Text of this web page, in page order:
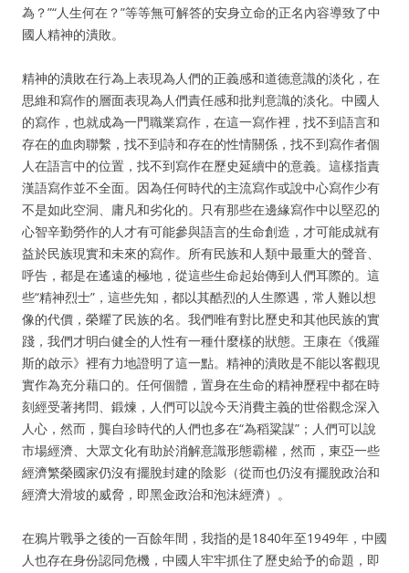
為？”“人生何在？”等等無可解答的安身立命的正名內容導致了中
國人精神的潰敗。
精神的潰敗在行為上表現為人們的正義感和道德意識的淡化，在
思維和寫作的層面表現為人們責任感和批判意識的淡化。中國人
的寫作，也就成為一門職業寫作，在這一寫作裡，找不到語言和
存在的血肉聯繫，找不到詩和存在的性情關係，找不到寫作者個
人在語言中的位置，找不到寫作在歷史延續中的意義。這樣指責
漢語寫作並不全面。因為任何時代的主流寫作或說中心寫作少有
不是如此空洞、庸凡和劣化的。只有那些在邊緣寫作中以堅忍的
心智辛勤勞作的人才有可能參與語言的生命創造，才可能成就有
益於民族現實和未來的寫作。所有民族和人類中最重大的聲音、
呼告，都是在遙遠的極地，從這些生命起始傳到人們耳際的。這
些“精神烈士”，這些先知，都以其酷烈的人生際遇，常人難以想
像的代價，榮耀了民族的名。我們唯有對比歷史和其他民族的實
踐，我們才明白健全的人性有一種什麼樣的狀態。王康在《俄羅
斯的啟示》裡有力地證明了這一點。精神的潰敗是不能以客觀現
實作為充分藉口的。任何個體，置身在生命的精神歷程中都在時
刻經受著拷問、鍛煉，人們可以說今天消費主義的世俗觀念深入
人心，然而，龔自珍時代的人們也多在“為稻粱謀”；人們可以說
市場經濟、大眾文化有助於消解意識形態霸權，然而，東亞一些
經濟繁榮國家仍沒有擺脫封建的陰影（從而也仍沒有擺脫政治和
經濟大滑坡的威脅，即黑金政治和泡沫經濟）。
在鴉片戰爭之後的一百餘年間，我指的是1840年至1949年，中國
人也存在身份認同危機，中國人牢牢抓住了歷史給予的命題，即